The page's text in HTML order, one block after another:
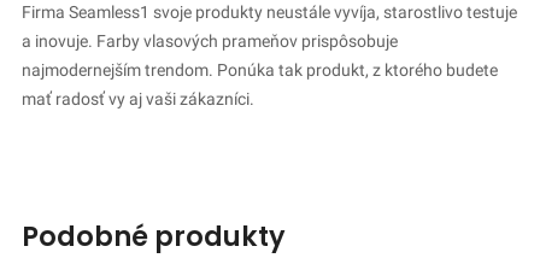
Firma Seamless1 svoje produkty neustále vyvíja, starostlivo testuje
a inovuje. Farby vlasových prameňov prispôsobuje
najmodernejším trendom. Ponúka tak produkt, z ktorého budete
mať radosť vy aj vaši zákazníci.
podobné produkty